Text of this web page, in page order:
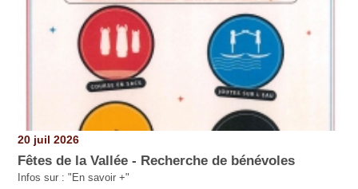
20 juil 2026
Fêtes de la Vallée - Recherche de bénévoles
Infos sur : "En savoir +"